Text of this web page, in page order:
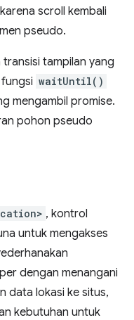
scroll kembali
pseudo.
tampilan yang
waitUntil()
mengambil promise.
pohon pseudo
, kontrol
untuk mengakses
dengan menangani
data lokasi ke situs,
kebutuhan untuk